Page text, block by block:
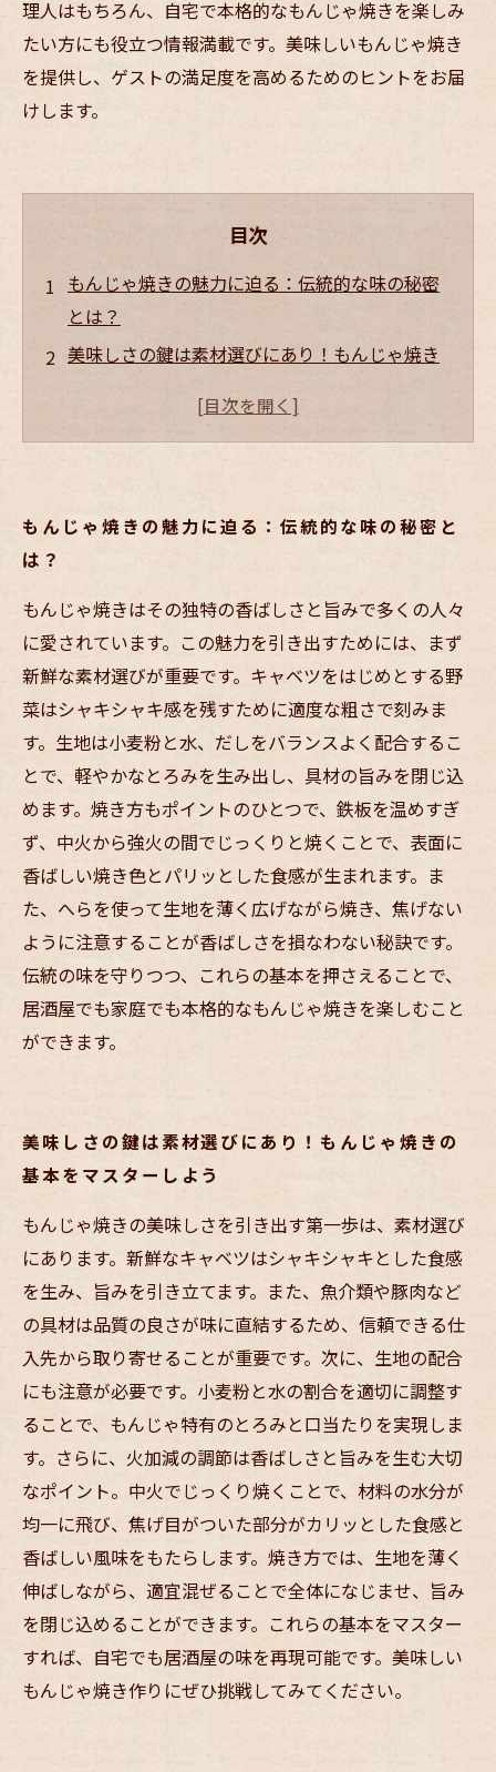
理人はもちろん、自宅で本格的なもんじゃ焼きを楽しみ
たい方にも役立つ情報満載です。美味しいもんじゃ焼き
を提供し、ゲストの満足度を高めるためのヒントをお届
けします。
目次
もんじゃ焼きの魅力に迫る：伝統的な味の秘密
とは？
美味しさの鍵は素材選びにあり！もんじゃ焼き
ふっくら生地と香ばしさのバランス：火加減調
クニック
きるプロの技と秘訣
居酒屋で人気の秘密を解明！もんじゃ焼きが愛
される理由とは？
自宅で楽しむ本格もんじゃ焼き：簡単に香ばし
さと旨みを引き出す方法
もんじゃ焼きの魅力に迫る：伝統的な味の秘密と
は？
もんじゃ焼きはその独特の香ばしさと旨みで多くの人々
に愛されています。この魅力を引き出すためには、まず
新鮮な素材選びが重要です。キャベツをはじめとする野
菜はシャキシャキ感を残すために適度な粗さで刻みま
す。生地は小麦粉と水、だしをバランスよく配合するこ
とで、軽やかなとろみを生み出し、具材の旨みを閉じ込
めます。焼き方もポイントのひとつで、鉄板を温めすぎ
ず、中火から強火の間でじっくりと焼くことで、表面に
香ばしい焼き色とパリッとした食感が生まれます。ま
た、へらを使って生地を薄く広げながら焼き、焦げない
ように注意することが香ばしさを損なわない秘訣です。
伝統の味を守りつつ、これらの基本を押さえることで、
居酒屋でも家庭でも本格的なもんじゃ焼きを楽しむこと
ができます。
美味しさの鍵は素材選びにあり！もんじゃ焼きの
基本をマスターしよう
もんじゃ焼きの美味しさを引き出す第一歩は、素材選び
にあります。新鮮なキャベツはシャキシャキとした食感
を生み、旨みを引き立てます。また、魚介類や豚肉など
の具材は品質の良さが味に直結するため、信頼できる仕
入先から取り寄せることが重要です。次に、生地の配合
にも注意が必要です。小麦粉と水の割合を適切に調整す
ることで、もんじゃ特有のとろみと口当たりを実現しま
す。さらに、火加減の調節は香ばしさと旨みを生む大切
なポイント。中火でじっくり焼くことで、材料の水分が
均一に飛び、焦げ目がついた部分がカリッとした食感と
香ばしい風味をもたらします。焼き方では、生地を薄く
伸ばしながら、適宜混ぜることで全体になじませ、旨み
を閉じ込めることができます。これらの基本をマスター
すれば、自宅でも居酒屋の味を再現可能です。美味しい
もんじゃ焼き作りにぜひ挑戦してみてください。